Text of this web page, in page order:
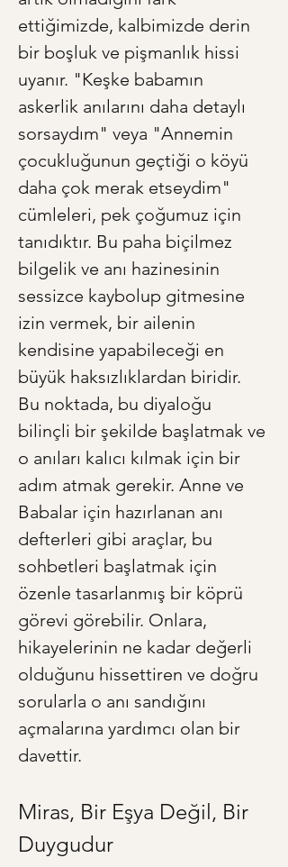
ettiğimizde, kalbimizde derin
bir boşluk ve pişmanlık hissi
uyanır. "Keşke babamın
askerlik anılarını daha detaylı
sorsaydım" veya "Annemin
çocukluğunun geçtiği o köyü
daha çok merak etseydim"
cümleleri, pek çoğumuz için
tanıdıktır. Bu paha biçilmez
bilgelik ve anı hazinesinin
sessizce kaybolup gitmesine
izin vermek, bir ailenin
kendisine yapabileceği en
büyük haksızlıklardan biridir.
Bu noktada, bu diyaloğu
bilinçli bir şekilde başlatmak ve
o anıları kalıcı kılmak için bir
adım atmak gerekir. Anne ve
Babalar için hazırlanan anı
defterleri gibi araçlar, bu
sohbetleri başlatmak için
özenle tasarlanmış bir köprü
görevi görebilir. Onlara,
hikayelerinin ne kadar değerli
olduğunu hissettiren ve doğru
sorularla o anı sandığını
açmalarına yardımcı olan bir
davettir.
Miras, Bir Eşya Değil, Bir
Duygudur